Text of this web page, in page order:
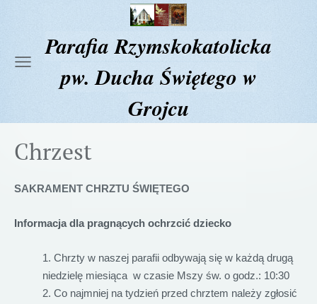
Parafia Rzymskokatolicka
pw. Ducha Świętego w
Grojcu
Chrzest
SAKRAMENT CHRZTU ŚWIĘTEGO
Informacja dla pragnących ochrzcić dziecko
Chrzty w naszej parafii odbywają się w każdą drugą
niedzielę miesiąca w czasie Mszy św. o godz.: 10:30
Co najmniej na tydzień przed chrztem należy zgłosić